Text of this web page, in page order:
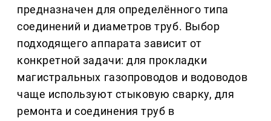
предназначен для определённого типа
соединений и диаметров труб. Выбор
подходящего аппарата зависит от
конкретной задачи: для прокладки
магистральных газопроводов и водоводов
чаще используют стыковую сварку, для
ремонта и соединения труб в